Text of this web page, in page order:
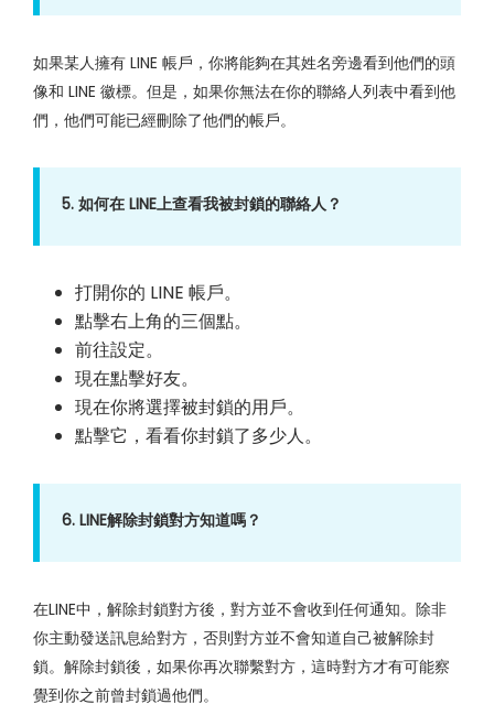
如果某人擁有 LINE 帳戶，你將能夠在其姓名旁邊看到他們的頭
像和 LINE 徽標。但是，如果你無法在你的聯絡人列表中看到他
們，他們可能已經刪除了他們的帳戶。
5. 如何在 LINE上查看我被封鎖的聯絡人？
打開你的 LINE 帳戶。
點擊右上角的三個點。
前往設定。
現在點擊好友。
現在你將選擇被封鎖的用戶。
點擊它，看看你封鎖了多少人。
6. LINE解除封鎖對方知道嗎？
在LINE中，解除封鎖對方後，對方並不會收到任何通知。除非
你主動發送訊息給對方，否則對方並不會知道自己被解除封
鎖。解除封鎖後，如果你再次聯繫對方，這時對方才有可能察
覺到你之前曾封鎖過他們。